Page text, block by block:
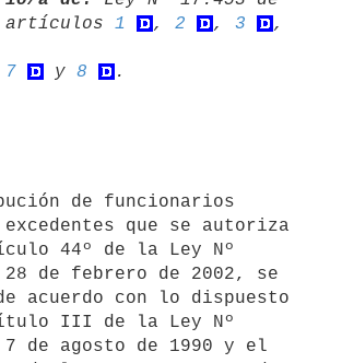
artículos 1 , 2 , 3
7 y 8
excedentes que se autoriza
44º de la Ley Nº
28 de febrero de 2002, se
acuerdo con lo dispuesto
III de la Ley Nº
de agosto de 1990 y el